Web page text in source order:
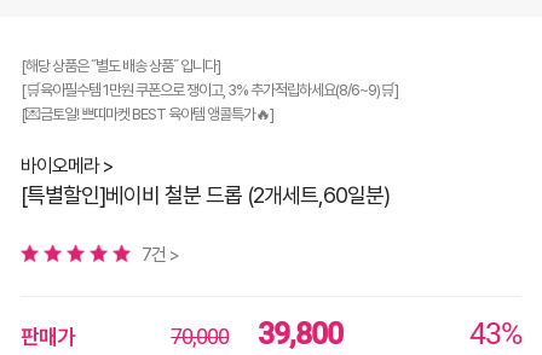
[해당 상품은 ˝별도 배송 상품˝ 입니다]
[🛒육아필수템 1만원 쿠폰으로 쟁이고, 3% 추가적립하세요(8/6~9)🛒]
[💌금토일! 쁘띠마켓 BEST 육아템 앵콜특가🔥]
바이오메라 >
[특별할인]베이비 철분 드롭 (2개세트,60일분)
7건 >
판매가 70,000 39,800 43%